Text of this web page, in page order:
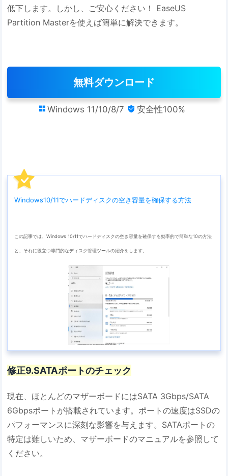
低下します。しかし、ご安心ください！ EaseUS
Partition Masterを使えば簡単に解決できます。
無料ダウンロード
 Windows 11/10/8/7  安全性100%
Windows10/11でハードディスクの空き容量を確保する方法
この記事では、Windows 10/11でハードディスクの空き容量を確保する効率的で簡単な10の方法
と、それに役立つ専門的なディスク管理ツールの紹介をします。
修正9.SATAポートのチェック
現在、ほとんどのマザーボードにはSATA 3Gbps/SATA
6Gbpsポートが搭載されています。ポートの速度はSSDの
パフォーマンスに深刻な影響を与えます。SATAポートの
特定は難しいため、マザーボードのマニュアルを参照して
ください。